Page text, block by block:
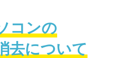
コンの
去について